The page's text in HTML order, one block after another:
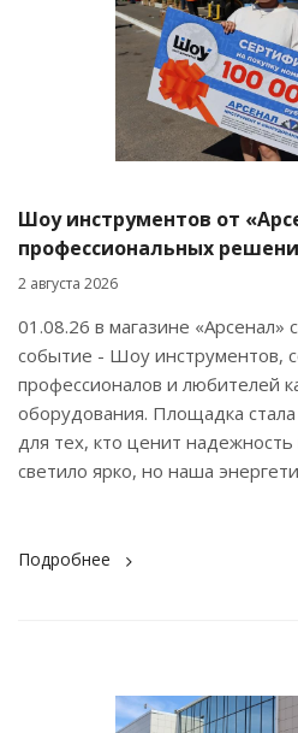
Шоу инструментов от
профессиональных
2 августа 2026
01.08.26 в магазине «Арсенал»
событие - Шоу инструментов,
профессионалов и любителей
оборудования. Площадка
для тех, кто ценит
светило ярко, но наша
Подробнее